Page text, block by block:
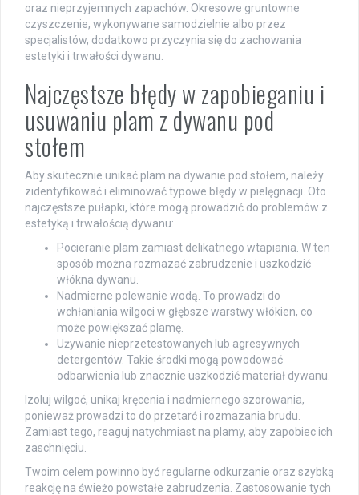
oraz nieprzyjemnych zapachów. Okresowe gruntowne
czyszczenie, wykonywane samodzielnie albo przez
specjalistów, dodatkowo przyczynia się do zachowania
estetyki i trwałości dywanu.
Najczęstsze błędy w zapobieganiu i
usuwaniu plam z dywanu pod
stołem
Aby skutecznie unikać plam na dywanie pod stołem, należy
zidentyfikować i eliminować typowe błędy w pielęgnacji. Oto
najczęstsze pułapki, które mogą prowadzić do problemów z
estetyką i trwałością dywanu:
Pocieranie plam zamiast delikatnego wtapiania. W ten
sposób można rozmazać zabrudzenie i uszkodzić
włókna dywanu.
Nadmierne polewanie wodą. To prowadzi do
wchłaniania wilgoci w głębsze warstwy włókien, co
może powiększać plamę.
Używanie nieprzetestowanych lub agresywnych
detergentów. Takie środki mogą powodować
odbarwienia lub znacznie uszkodzić materiał dywanu.
Izoluj wilgoć, unikaj kręcenia i nadmiernego szorowania,
ponieważ prowadzi to do przetarć i rozmazania brudu.
Zamiast tego, reaguj natychmiast na plamy, aby zapobiec ich
zaschnięciu.
Twoim celem powinno być regularne odkurzanie oraz szybką
reakcję na świeżo powstałe zabrudzenia. Zastosowanie tych